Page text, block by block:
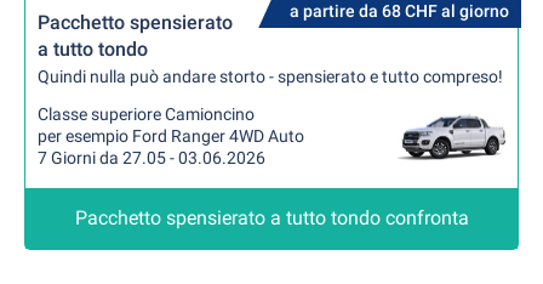
a partire da 68 CHF al giorno
Pacchetto spensierato
a tutto tondo
Quindi nulla può andare storto - spensierato e tutto compreso!
Classe superiore Camioncino
per esempio Ford Ranger 4WD Auto
7 Giorni da 27.05 - 03.06.2026
Pacchetto spensierato a tutto tondo confronta